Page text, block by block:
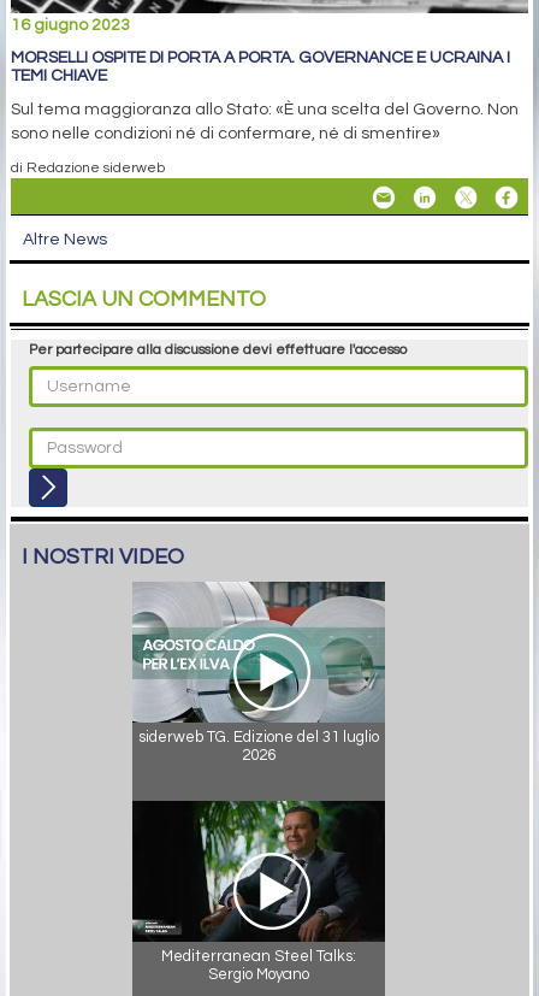
16 giugno 2023
MORSELLI OSPITE DI PORTA A PORTA. GOVERNANCE E UCRAINA I
TEMI CHIAVE
Sul tema maggioranza allo Stato: «È una scelta del Governo. Non
sono nelle condizioni né di confermare, né di smentire»
di Redazione siderweb
Altre News
LASCIA UN COMMENTO
Per partecipare alla discussione devi effettuare l'accesso
I NOSTRI VIDEO
siderweb TG. Edizione del 31 luglio
2026
Mediterranean Steel Talks:
Sergio Moyano